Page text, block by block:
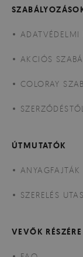
ADATVÉDELMI
AKCIÓS
COLORAY
ÚTMUTATÓK
ANYAGFAJTÁK
SZERELÉS
VEVŐK RÉSZÉRE